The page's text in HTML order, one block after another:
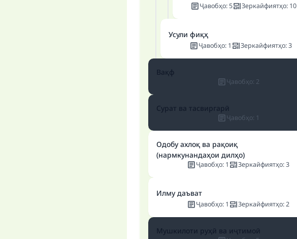
Ҷавобҳо:5 Зеркайфиятҳо: 10
Усули фиқҳ
Ҷавобҳо: 1 Зеркайфиятҳо:3
Вақф
Ҷавобҳо: 2
Сурат ва тасвиргарӣ
Ҷавобҳо: 1
Одобу ахлоқ ва рақоиқ
(нармкунандаҳои дилҳо)
Ҷавобҳо: 1 Зеркайфиятҳо:3
Илму даъват
Ҷавобҳо: 1 Зеркайфиятҳо:2
Мушкилоти руҳӣ ва иҷтимоӣ